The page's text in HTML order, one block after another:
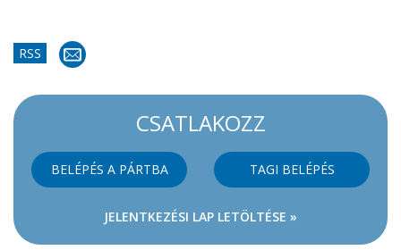
RSS
CSATLAKOZZ
BELÉPÉS A PÁRTBA TAGI BELÉPÉS
JELENTKEZÉSI LAP LETÖLTÉSE »